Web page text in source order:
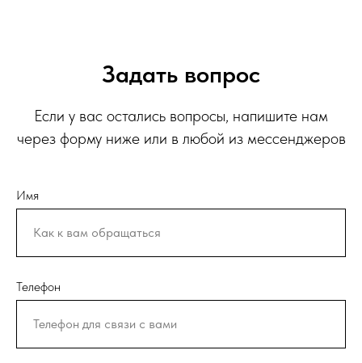
Задать вопрос
Если у вас остались вопросы, напишите нам
через форму ниже или в любой из мессенджеров
Имя
Телефон